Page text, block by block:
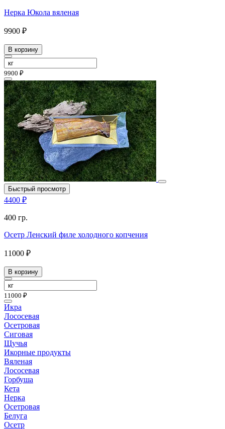
Нерка Юкола вяленая
9900 ₽
В корзину
9900 ₽
Быстрый просмотр
4400 ₽
400 гр.
Осетр Ленский филе холодного копчения
11000 ₽
В корзину
11000 ₽
Икра
Лососевая
Осетровая
Сиговая
Щучья
Икорные продукты
Вяленая
Лососевая
Горбуша
Кета
Нерка
Осетровая
Белуга
Осетр